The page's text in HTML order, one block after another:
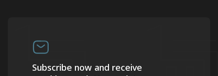
Subscribe now and receive